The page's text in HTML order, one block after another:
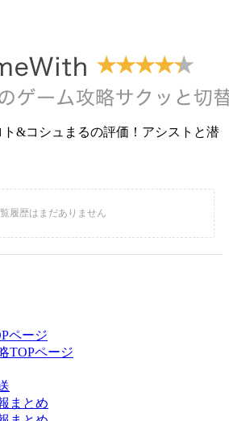
ト&コシュまるの評価！アシストと潜
ページ
TOPページ
まとめ